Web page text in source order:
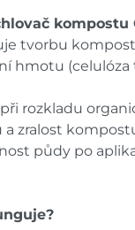
kompostu
tvorbu
hmotu (celulóza
při rozkladu
a zralost
půdy po